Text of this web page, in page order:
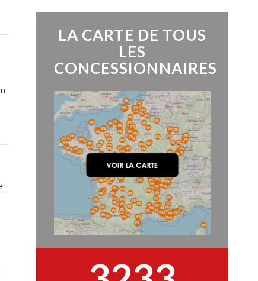
LA CARTE DE TOUS
LES
CONCESSIONNAIRES